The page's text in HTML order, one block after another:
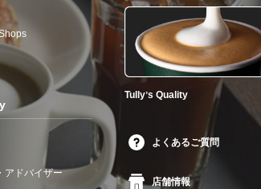
アドバイザー
Tullyʼs Quality
よくあるご質問
店舗情報